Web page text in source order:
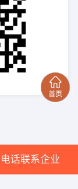
电话联系企业